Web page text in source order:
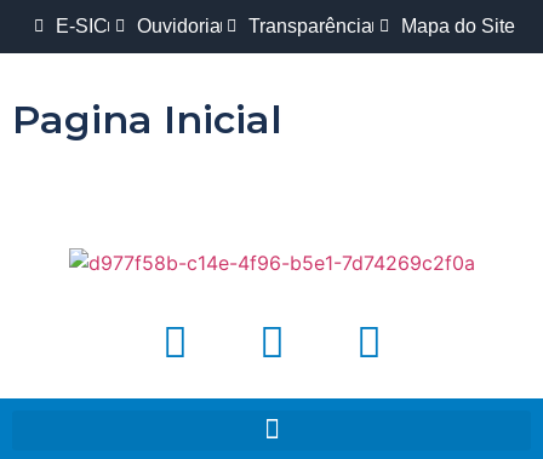
E-SIC Ouvidoria Transparência Mapa do Site
Pagina Inicial